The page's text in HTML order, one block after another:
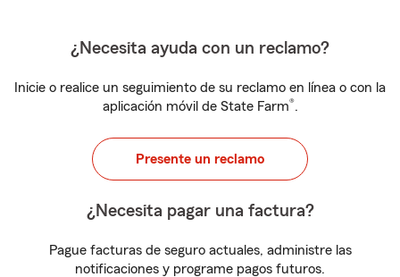
¿Necesita ayuda con un reclamo?
Inicie o realice un seguimiento de su reclamo en línea o con la
aplicación móvil de State Farm®.
Presente un reclamo
¿Necesita pagar una factura?
Pague facturas de seguro actuales, administre las
notificaciones y programe pagos futuros.